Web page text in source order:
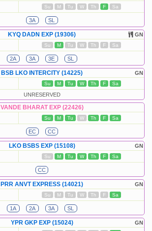
Su M Tu W Th F Sa
3A SL
GN
KYQ DADN EXP (19306)
Su M Tu W Th F Sa
2A 3A 3E SL
GN
BSB LKO INTERCITY (14225)
Su M Tu W Th F Sa
UNRESERVED
VANDE BHARAT EXP (22426)
Su M Tu W Th F Sa
EC CC
GN
LKO BSBS EXP (15108)
Su M Tu W Th F Sa
CC
GN
PRR ANVT EXPRESS (14021)
Su M Tu W Th F Sa
1A 2A 3A SL
GN
YPR GKP EXP (15024)